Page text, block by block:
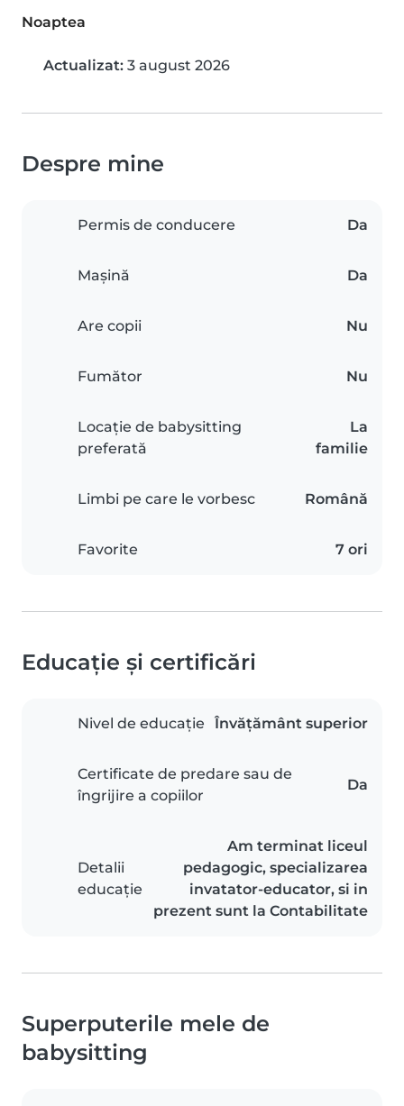
Noaptea
Actualizat: 3 august 2026
Despre mine
Permis de conducere Da
Mașină Da
Are copii Nu
Fumător Nu
Locație de babysitting
preferată
La
familie
Limbi pe care le vorbesc Română
Favorite 7 ori
Educație și certificări
Nivel de educație Învățământ superior
Certificate de predare sau de
îngrijire a copiilor
Da
Detalii
educație
Am terminat liceul
pedagogic, specializarea
invatator-educator, si in
prezent sunt la Contabilitate
Superputerile mele de
babysitting